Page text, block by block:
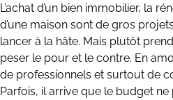
L’achat d’un bien immobilier, la
d’une maison sont de gros
lancer à la hâte. Mais plutôt
peser le pour et le contre. En
de professionnels et surtout de
Parfois, il arrive que le budget